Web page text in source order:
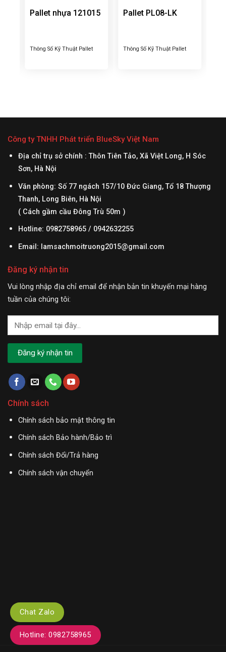
Pallet nhựa 121015
Thông Số Kỹ Thuật Pallet
làm pallet màu sắc phức
Pallet PL08-LK
Thông Số Kỹ Thuật Pallet
chống trượt: 20 cái – Chất
Công ty TNHH Phát triển BlueSky Việt Nam
Địa chỉ trụ sở chính : Thôn Tiên Tảo, Xã Việt Long, H Sóc
Sơn, Hà Nội
Văn phòng: Số 77 ngách 157/10 Đức Giang, Tổ 18 Thượng
Thanh, Long Biên, Hà Nội
( Cách gầm cầu Đông Trù 50m )
Hotline: 0982758965 / 0942632255
Email: lamsachmoitruong2015@gmail.com
Đăng ký nhận tin
Vui lòng nhập địa chỉ email để nhận bản tin khuyến mại hàng
tuần của chúng tôi:
Chính sách
Chính sách bảo mật thông tin
Chính sách Bảo hành/Bảo trì
Chính sách Đổi/Trả hàng
Chính sách vận chuyển
Chat Zalo
Hotline: 0982758965